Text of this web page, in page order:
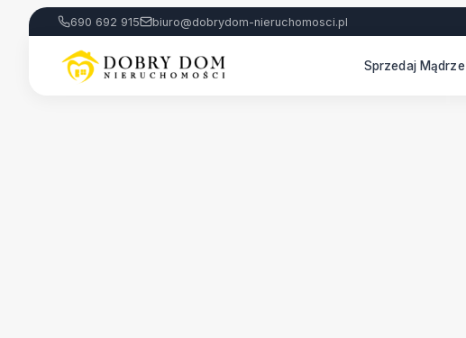
690 692 915 biuro@dobrydom-nieruchomosci.pl
Sprzedaj Mądrze